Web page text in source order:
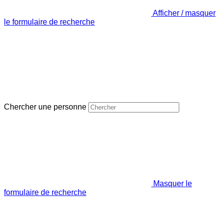
Afficher / masquer
le formulaire de recherche
Chercher une personne
Masquer le
formulaire de recherche